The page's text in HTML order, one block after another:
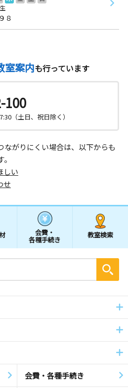
８
室案内も行っています
100
（土日、祝日除く）
ながりにくい場合は、以下からも
しい
せ
会費・
各種手続き
教室検索
会費・各種手続き